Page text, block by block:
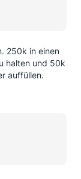
250k in einen
halten und 50k
auffüllen.